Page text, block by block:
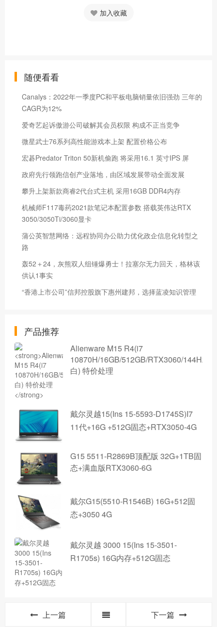
加入收藏
随便看看
Canalys：2022年一季度PC和平板电脑销量依旧强劲 三年的
CAGR为12%
爱奇艺起诉傲游公司破解其会员权限 构成不正当竞争
微星武士76系列高性能游戏本上架 配置价格公布
宏碁Predator Triton 50新机偷跑 将采用16.1 英寸IPS 屏
政府先行领跑信创产业落地，由区域发展带动全面发展
攀升上架新款商睿2代台式主机 采用16GB DDR4内存
机械师F117毒药2021款笔记本配置参数 搭载英伟达RTX
3050/3050Ti/3060显卡
蒲公英智慧网络：远程协同办公助力优化政企信息化转型之
路
轰52＋24，灰熊双人组锤爆勇士！拉塞尔无力回天，格林该
供认1事实
“香港上市公司”信邦控股旗下惠州建邦，选择蓝凌知识管理
产品推荐
Alienware M15 R4(i7
10870H/16GB/512GB/RTX3060/144Hz/
白) 特价处理
戴尔灵越15(Ins 15-5593-D1745S)I7
11代+16G +512G固态+RTX3050-4G
G15 5511-R2869B顶配版 32G+1TB固
态+满血版RTX3060-6G
戴尔G15(5510-R1546B) 16G+512固
态+3050 4G
戴尔灵越 3000 15(Ins 15-3501-
R1705s) 16G内存+512G固态
上一篇 下一篇